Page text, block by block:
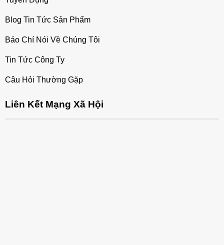
Blog Tin Tức Sản Phẩm
Báo Chí Nói Về Chúng Tôi
Tin Tức Công Ty
Câu Hỏi Thường Gặp
Liên Kết Mạng Xã Hội